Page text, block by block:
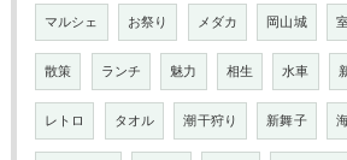
マルシェ お祭り メダカ 岡山城
散策 ランチ 魅力 相生 水車
レトロ タオル 潮干狩り 新舞子